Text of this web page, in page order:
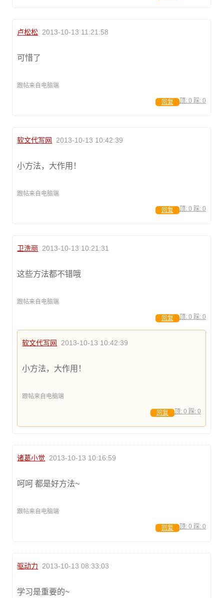
卢松松 2013-10-13 11:21:58
可惜了
跟帖来自电脑端
顶: 0 踩: 0
回复
软文代写网 2013-10-13 10:42:39
小方法，大作用！
跟帖来自电脑端
顶: 0 踩: 0
回复
卫洗丽 2013-10-13 10:21:31
这些方法都不错哦
跟帖来自电脑端
顶: 0 踩: 0
回复
软文代写网 2013-10-13 10:42:39
小方法，大作用！
跟帖来自电脑端
顶: 0 踩: 0
回复
诸葛小觉 2013-10-13 10:16:59
呵呵 都是好方法~
跟帖来自电脑端
顶: 0 踩: 0
回复
驱动力 2013-10-13 08:33:03
学习是重要的~